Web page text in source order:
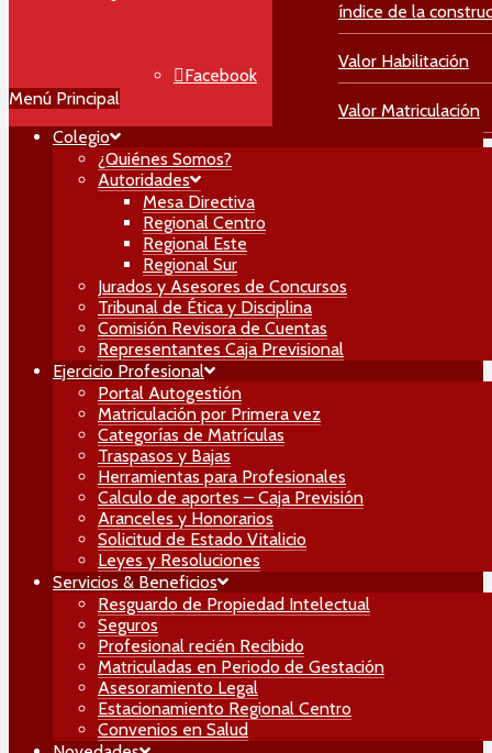
índice de la
Valor Habilitación
Valor Matriculación
Facebook
YouTube
Menú Principal
Colegio
¿Quiénes Somos?
Autoridades
Mesa Directiva
Regional Centro
Regional Este
Regional Sur
Jurados y Asesores de Concursos
Tribunal de Ética y Disciplina
Comisión Revisora de Cuentas
Representantes Caja Previsional
Ejercicio Profesional
Portal Autogestión
Matriculación por Primera vez
Categorías de Matrículas
Traspasos y Bajas
Herramientas para Profesionales
Calculo de aportes – Caja Previsión
Aranceles y Honorarios
Solicitud de Estado Vitalicio
Leyes y Resoluciones
Servicios & Beneficios
Resguardo de Propiedad Intelectual
Seguros
Profesional recién Recibido
Matriculadas en Periodo de Gestación
Asesoramiento Legal
Estacionamiento Regional Centro
Convenios en Salud